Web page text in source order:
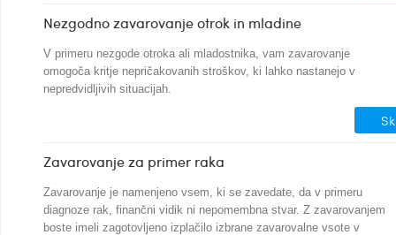
Nezgodno zavarovanje otrok in mladine
V primeru nezgode otroka ali mladostnika, vam zavarovanje
omogoča kritje nepričakovanih stroškov, ki lahko nastanejo v
nepredvidljivih situacijah.
Zavarovanje za primer raka
Zavarovanje je namenjeno vsem, ki se zavedate, da v primeru
diagnoze rak, finančni vidik ni nepomembna stvar. Z zavarovanjem
boste imeli zagotovljeno izplačilo izbrane zavarovalne vsote v